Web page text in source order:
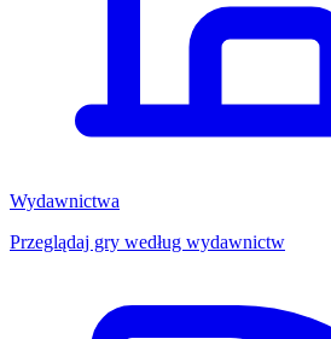
Wydawnictwa
Przeglądaj gry według wydawnictw